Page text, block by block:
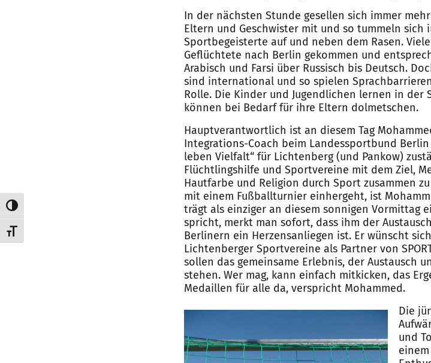
Umschalten auf hohe Kontraste
Schrift vergrößern
In der nächsten Stunde gesellen sich immer
Eltern und Geschwister mit und so tummeln sich
Sportbegeisterte auf und neben dem Rasen.
Geflüchtete nach Berlin gekommen und
Arabisch und Farsi über Russisch bis Deutsch.
sind international und so spielen
Rolle. Die Kinder und Jugendlichen lernen in der
können bei Bedarf für ihre Eltern dolmetschen.
Hauptverantwortlich ist an diesem Tag
Integrations-Coach beim Landessportbund Berlin
leben Vielfalt“ für Lichtenberg (und Pankow)
Flüchtlingshilfe und Sportvereine mit dem Ziel,
Hautfarbe und Religion durch Sport zusammen
mit einem Fußballturnier einhergeht, ist
trägt als einziger an diesem sonnigen Vormittag
spricht, merkt man sofort, dass ihm der
Berlinern ein Herzensanliegen ist. Er wünscht
Lichtenberger Sportvereine als Partner von
sollen das gemeinsame Erlebnis, der Austausch
stehen. Wer mag, kann einfach mitkicken, das
Medaillen für alle da, verspricht Mohammed.
Die
und